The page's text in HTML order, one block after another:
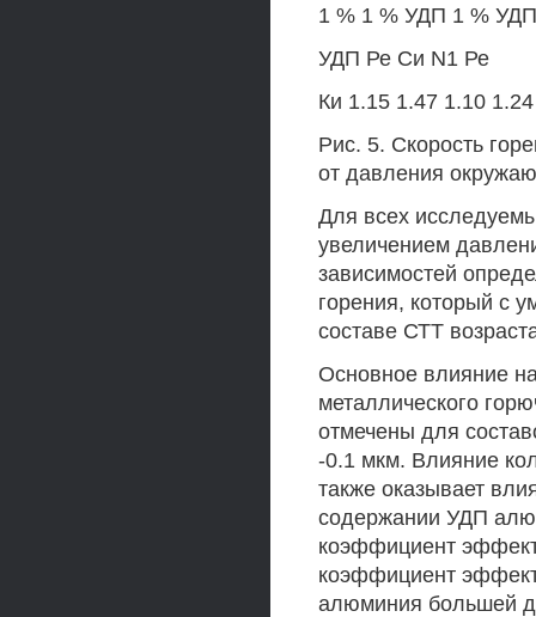
1 % 1 % УДП 1 %
УДП Ре Си N1 Ре
Ки 1.15 1.47 1.10
Рис. 5. Скорость
от давления
Для всех
увеличением
зависимостей
горения, который с
составе СТТ
Основное влияние
металлического
отмечены для
-0.1 мкм. Влияние
также оказывает
содержании УДП
коэффициент
коэффициент
алюминия большей